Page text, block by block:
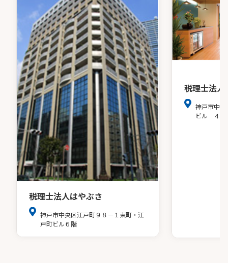
税理士法人はやぶさ
神戸市中央区江戸町９８－１東町・江
戸町ビル６階
税理士法
神戸市中央
ビル ４階